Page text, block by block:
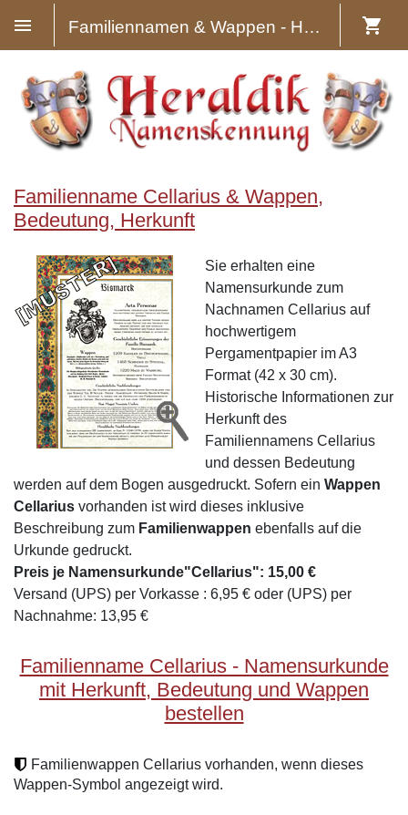
Familiennamen & Wappen - Heraldik
Familienname Cellarius & Wappen,
Bedeutung, Herkunft
Sie erhalten eine
Namensurkunde zum
Nachnamen Cellarius auf
hochwertigem
Pergamentpapier im A3
Format (42 x 30 cm).
Historische Informationen zur
Herkunft des
Familiennamens Cellarius
und dessen Bedeutung
werden auf dem Bogen ausgedruckt. Sofern ein Wappen
Cellarius vorhanden ist wird dieses inklusive
Beschreibung zum Familienwappen ebenfalls auf die
Urkunde gedruckt.
Preis je Namensurkunde"Cellarius": 15,00 €
Versand (UPS) per Vorkasse : 6,95 € oder (UPS) per
Nachnahme: 13,95 €
Familienname Cellarius - Namensurkunde
mit Herkunft, Bedeutung und Wappen
bestellen
Familienwappen Cellarius vorhanden, wenn dieses
Wappen-Symbol angezeigt wird.